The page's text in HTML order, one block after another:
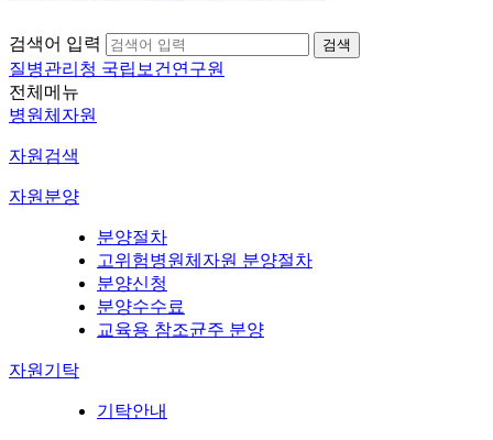
검색어 입력
질병관리청 국립보건연구원
전체메뉴
병원체자원
자원검색
자원분양
분양절차
고위험병원체자원 분양절차
분양신청
분양수수료
교육용 참조균주 분양
자원기탁
기탁안내